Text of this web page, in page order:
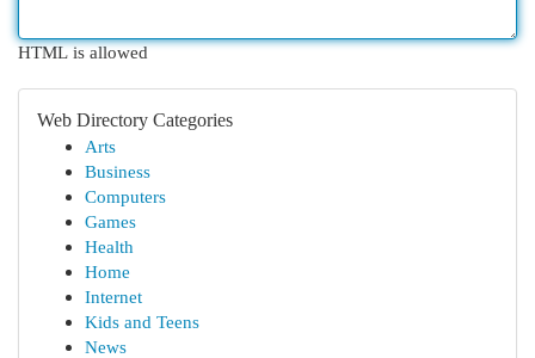
HTML is allowed
Web Directory Categories
Arts
Business
Computers
Games
Health
Home
Internet
Kids and Teens
News